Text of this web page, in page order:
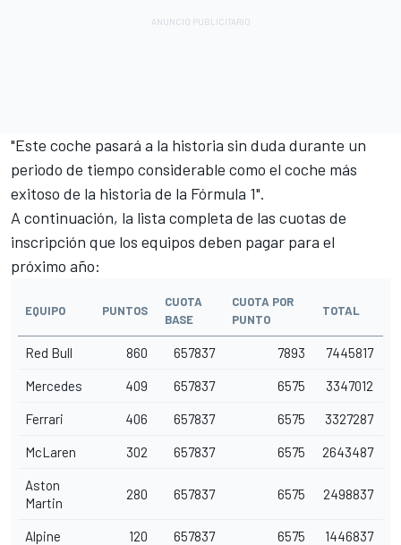
"Este coche pasará a la historia sin duda durante un
periodo de tiempo considerable como el coche más
exitoso de la historia de la Fórmula 1".
A continuación, la lista completa de las cuotas de
inscripción que los equipos deben pagar para el
próximo año:
EQUIPO PUNTOS
CUOTA
BASE
CUOTA POR
PUNTO
TOTAL
Red Bull 860 657837 7893 7445817
Mercedes 409 657837 6575 3347012
Ferrari 406 657837 6575 3327287
McLaren 302 657837 6575 2643487
Aston
Martin
280 657837 6575 2498837
Alpine 120 657837 6575 1446837